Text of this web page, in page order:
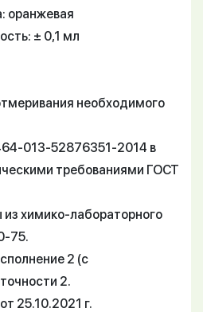
оранжевая
± 0,1 мл
необходимого
013-52876351-2014 в
требованиями ГОСТ
из химико-лабораторного
75.
2 (с
2.
25.10.2021 г.